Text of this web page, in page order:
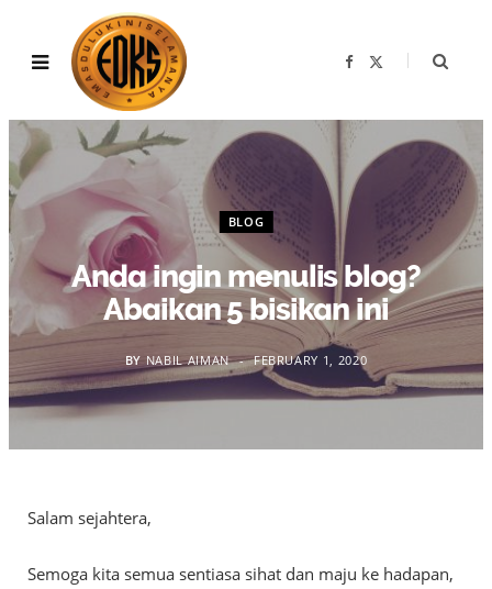
F
b
o
o
i
t
BLOG
Anda ingin menulis blog?
Abaikan 5 bisikan ini
BY NABIL AIMAN FEBRUARY 1, 2020
Salam sejahtera,
Semoga kita semua sentiasa sihat dan maju ke hadapan,